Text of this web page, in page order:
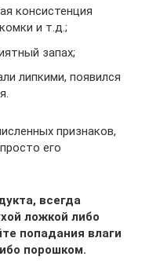
консистенция
и т.д.;
запах;
липкими, появился
признаков,
его
всегда
ложкой либо
попадания влаги
порошком.